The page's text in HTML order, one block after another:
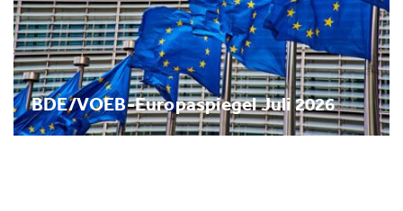
BDE/VOEB-Europaspiegel Juli 2026